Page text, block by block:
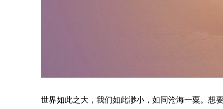
世界如此之大，我们如此渺小，如同沧海一粟。想